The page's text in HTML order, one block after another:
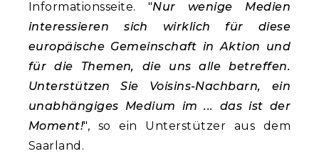
Informationsseite. "Nur wenige Medien
interessieren sich wirklich für diese
europäische Gemeinschaft in Aktion und
für die Themen, die uns alle betreffen.
Unterstützen Sie Voisins-Nachbarn, ein
unabhängiges Medium im ... das ist der
Moment!", so ein Unterstützer aus dem
Saarland.